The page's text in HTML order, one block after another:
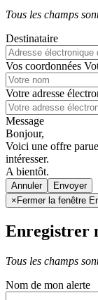
Tous les champs
Destinataire
Vos coordonnées
Votre adresse
Message
Bonjour,
Voici une offre
intéresser.
A bientôt.
Annuler
× Fermer la fenêtre
Enregistrer
Tous les champs
Nom de mon alerte